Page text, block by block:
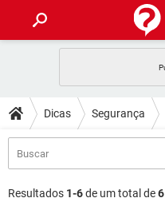
CELULAR
INSTAGRAM
GUIA DE COMPRAS
DICAS
JOGOS
CELULAR
OUTLOOK
DOWNLOADS
JOGOS
CELULAR
Dicas Segurança
Resultados 1-6de um total de6